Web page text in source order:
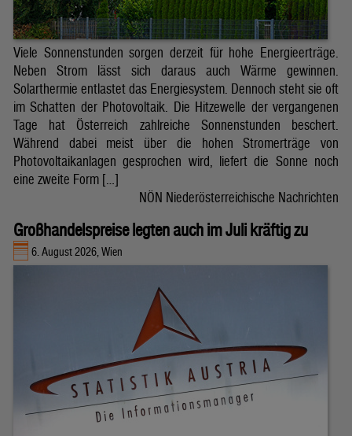
Viele Sonnenstunden sorgen derzeit für hohe Energieerträge.
Neben Strom lässt sich daraus auch Wärme gewinnen.
Solarthermie entlastet das Energiesystem. Dennoch steht sie oft
im Schatten der Photovoltaik. Die Hitzewelle der vergangenen
Tage hat Österreich zahlreiche Sonnenstunden beschert.
Während dabei meist über die hohen Stromerträge von
Photovoltaikanlagen gesprochen wird, liefert die Sonne noch
eine zweite Form […]
NÖN Niederösterreichische Nachrichten
Großhandelspreise legten auch im Juli kräftig zu
6. August 2026, Wien